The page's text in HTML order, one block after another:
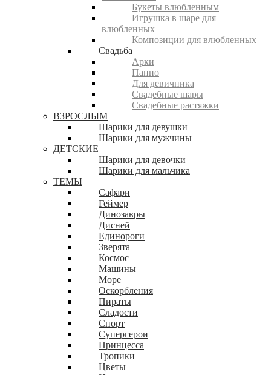
Букеты влюбленным
Игрушка в шаре для
влюбленных
Композиции для влюбленных
Свадьба
Арки
Панно
Для девичника
Свадебные шары
Свадебные растяжки
ВЗРОСЛЫМ
Шарики для девушки
Шарики для мужчины
ДЕТСКИЕ
Шарики для девочки
Шарики для мальчика
ТЕМЫ
Сафари
Геймер
Динозавры
Дисней
Единороги
Зверята
Космос
Машины
Море
Оскорбления
Пираты
Сладости
Спорт
Супергерои
Принцесса
Тропики
Цветы